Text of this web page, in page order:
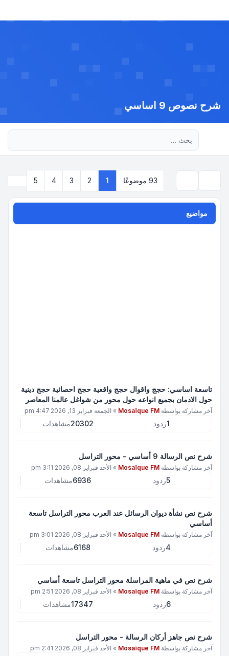
شرح نصوص 9 اساسي
93 موضوعًا 1
2
3
4
5
مواضيع
تاسعة اساسي: حجج واقوال حجج واقعية حجج احصائية حجج دينية
حول الادمان بجميع انواعه حول محور من شواغل عالمنا المعاصر
آخر مشاركة بواسطة Mosaïque FM
» الجمعة فبراير 13, 2026 4:47 pm
1ردود 20302مشاهدات
شرح نص الرسالة 9 أساسي - محور التراسل
آخر مشاركة بواسطة Mosaïque FM
» الأحد فبراير 08, 2026 3:11 pm
5ردود 6936مشاهدات
شرح نص نشأة ديوان الرسائل عند العرب محور التراسل تاسعة
أساسي
آخر مشاركة بواسطة Mosaïque FM
» الأحد فبراير 08, 2026 3:01 pm
4ردود 6168مشاهدات
شرح نص في ماهية المراسلة محور التراسل تاسعة أساسي
آخر مشاركة بواسطة Mosaïque FM
» الأحد فبراير 08, 2026 2:51 pm
6ردود 17347مشاهدات
شرح نص جاهز أركان الرسالة - محور التراسل
آخر مشاركة بواسطة Mosaïque FM
» الأحد فبراير 08, 2026 2:41 pm